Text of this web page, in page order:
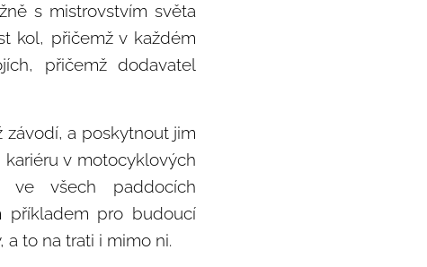
s mistrovstvím světa
kol, přičemž v každém
přičemž dodavatel
závodí, a poskytnout jim
v motocyklových
ve všech paddocích
příkladem pro budoucí
to na trati i mimo ni.